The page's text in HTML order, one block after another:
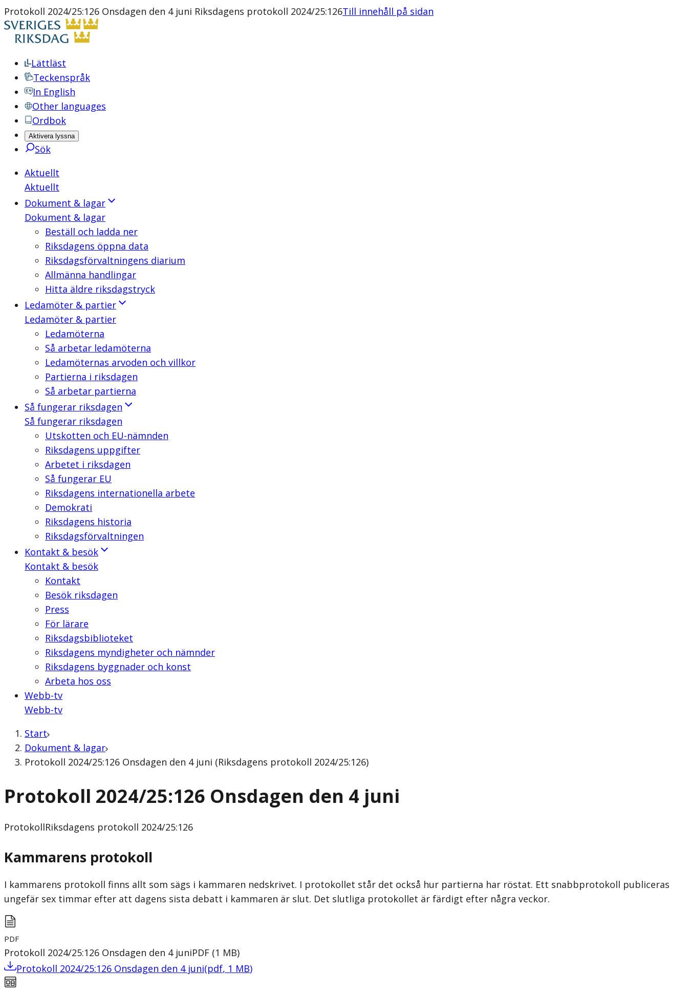
Protokoll 2024/25:126 Onsdagen den 4 juni Riksdagens protokoll 2024/25:126Till innehåll på sidan
Lättläst
Teckenspråk
In English
Other languages
Ordbok
Aktivera lyssna
Sök
Aktuellt
Aktuellt
Dokument & lagar
Dokument & lagar
Beställ och ladda ner
Riksdagens öppna data
Riksdagsförvaltningens diarium
Allmänna handlingar
Hitta äldre riksdagstryck
Ledamöter & partier
Ledamöter & partier
Ledamöterna
Så arbetar ledamöterna
Ledamöternas arvoden och villkor
Partierna i riksdagen
Så arbetar partierna
Så fungerar riksdagen
Så fungerar riksdagen
Utskotten och EU-nämnden
Riksdagens uppgifter
Arbetet i riksdagen
Så fungerar EU
Riksdagens internationella arbete
Demokrati
Riksdagens historia
Riksdagsförvaltningen
Kontakt & besök
Kontakt & besök
Kontakt
Besök riksdagen
Press
För lärare
Riksdagsbiblioteket
Riksdagens myndigheter och nämnder
Riksdagens byggnader och konst
Arbeta hos oss
Webb-tv
Webb-tv
Start
Dokument & lagar
Protokoll 2024/25:126 Onsdagen den 4 juni (Riksdagens protokoll 2024/25:126)
Protokoll 2024/25:126 Onsdagen den 4 juni
ProtokollRiksdagens protokoll 2024/25:126
Kammarens protokoll
I kammarens protokoll finns allt som sägs i kammaren nedskrivet. I protokollet står det också hur partierna har röstat. Ett snabbprotokoll publiceras
ungefär sex timmar efter att dagens sista debatt i kammaren är slut. Det slutliga protokollet är färdigt efter några veckor.
PDF
Protokoll 2024/25:126 Onsdagen den 4 juniPDF (1 MB)
Protokoll 2024/25:126 Onsdagen den 4 juni(pdf, 1 MB)